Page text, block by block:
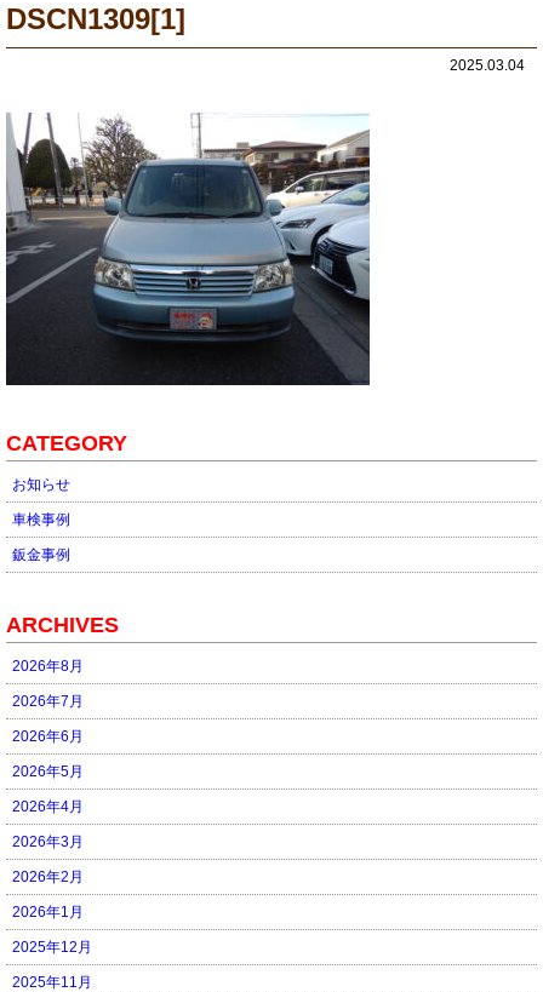
DSCN1309[1]
2025.03.04
CATEGORY
お知らせ
車検事例
鈑金事例
ARCHIVES
2026年8月
2026年7月
2026年6月
2026年5月
2026年4月
2026年3月
2026年2月
2026年1月
2025年12月
2025年11月